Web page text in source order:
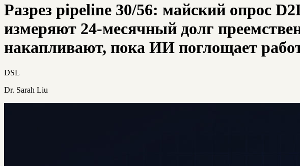
Разрез pipeline 30/56: майский опрос
измеряют 24-месячный долг
накапливают, пока ИИ поглощает
DSL
Dr. Sarah Liu